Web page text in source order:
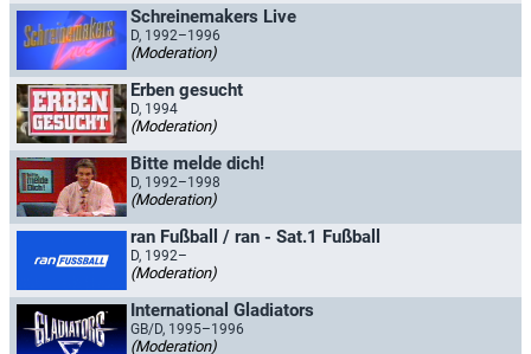
Schreinemakers Live
D, 1992–1996
(Moderation)
Erben gesucht
D, 1994
(Moderation)
Bitte melde dich!
D, 1992–1998
(Moderation)
ran Fußball / ran - Sat.1 Fußball
D, 1992–
(Moderation)
International Gladiators
GB/D, 1995–1996
(Moderation)